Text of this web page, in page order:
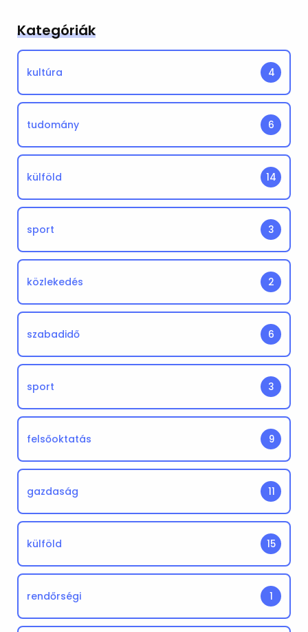
Kategóriák
kultúra 4
tudomány 6
külföld 14
sport 3
közlekedés 2
szabadidő 6
sport 3
felsőoktatás 9
gazdaság 11
külföld 15
rendőrségi 1